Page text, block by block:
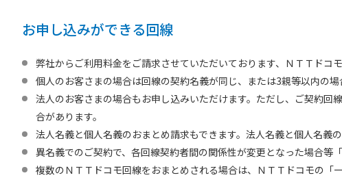
お申し込みができる回線
弊社からご利用料金をご請求させていただいております、ＮＴＴドコ
個人のお客さまの場合は回線の契約名義が同じ、または3親等以内の場
法人のお客さまの場合もお申し込みいただけます。ただし、ご契約
合があります。
法人名義と個人名義のおまとめ請求もできます。法人名義と個人名義
異名義でのご契約で、各回線契約者間の関係性が変更となった場合等
複数のＮＴＴドコモ回線をおまとめされる場合は、ＮＴＴドコモの「